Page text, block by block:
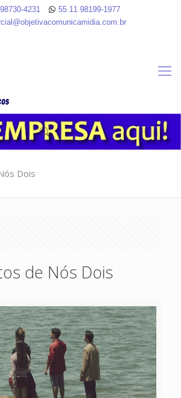
4231
55 11 98199-1977
Dois
de Nós Dois